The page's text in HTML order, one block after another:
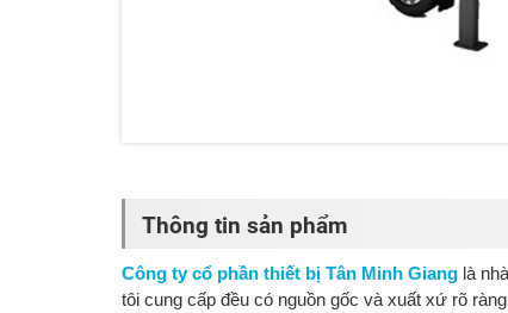
Thông tin sản phẩm
Công ty cổ phần thiết bị Tân Minh Giang là
tôi cung cấp đều có nguồn gốc và xuất xứ rõ